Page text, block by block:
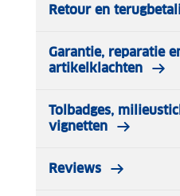
Retour en
Garantie, reparatie
artikelklachten
Tolbadges,
vignetten
Reviews